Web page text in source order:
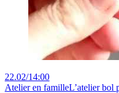
22.02/14:00
Atelier en familleL’atelier bol